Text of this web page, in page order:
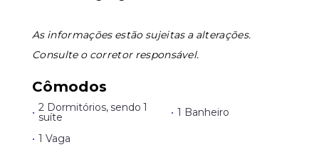
As informações estão sujeitas a alterações.
Consulte o corretor responsável.
Cômodos
• 2 Dormitórios, sendo 1
suíte • 1 Banheiro
• 1 Vaga